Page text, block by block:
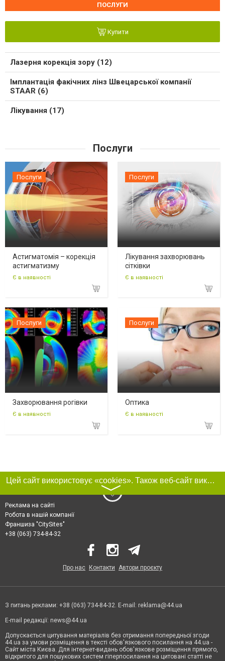
ПОСЛУГИ
Купити
Лазерня корекція зору (12)
Імплантація факічних лінз Швецарської компанії
STAAR (6)
Лікування (17)
Послуги
Послуги
Астигматомія – корекція
астигматизму
Є в наявності
Послуги
Лікування захворювань
сітківки
Є в наявності
Послуги
Захворювання рогівки
Є в наявності
Послуги
Оптика
Є в наявності
Цей сайт використовує «cookies». Також веб-сайт використовує інтернет-сервіс для збору технічних даних стосовно відвідувачів з метою отримання маркетингової та статистичної інформації. Умови обробки даних відвідувачів сайту див.
〉
Реклама на сайті
Робота в нашій компанії
Франшиза "CitySites"
+38 (063) 734-84-32
Про нас Контакти Автори проєкту
З питань реклами: +38 (063) 734-84-32. E-mail: reklama@44.ua
E-mail редакції: news@44.ua
Допускається цитування матеріалів без отримання попередньої згоди
44.ua за умови розміщення в тексті обов'язкового посилання на 44.ua -
Сайт міста Києва. Для інтернет-видань обов'язкове розміщення прямого,
відкритого для пошукових систем гіперпосилання на цитовані статті не